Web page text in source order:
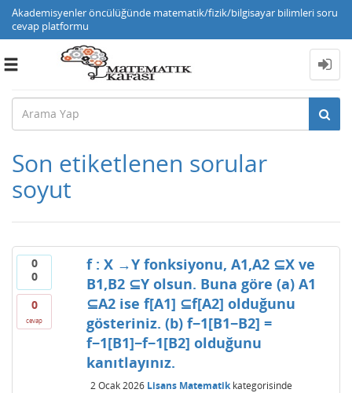
Akademisyenler öncülüğünde matematik/fizik/bilgisayar bilimleri soru
cevap platformu
Toggle
Son etiketlenen sorular
soyut
0
0
0
cevap
f : X →Y fonksiyonu, A1,A2 ⊆X ve
B1,B2 ⊆Y olsun. Buna göre (a) A1
⊆A2 ise f[A1] ⊆f[A2] olduğunu
gösteriniz. (b) f−1[B1−B2] =
f−1[B1]−f−1[B2] olduğunu
kanıtlayınız.
2 Ocak 2026 Lisans Matematikkategorisinde